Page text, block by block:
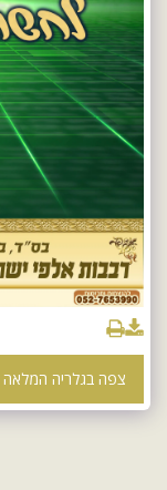
צפה בגלריה המלאה